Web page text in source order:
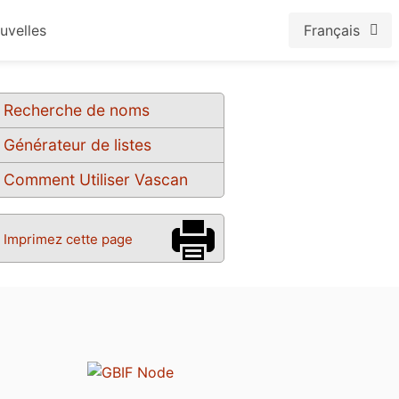
Français
Recherche de noms
Générateur de listes
Comment Utiliser Vascan
Imprimez cette page